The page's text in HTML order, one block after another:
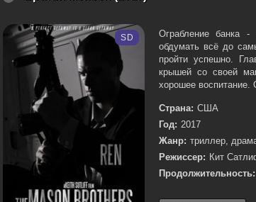
SD
Ограбление банка
обдумать всё до
пройти успешно.
крышей со своей
хорошее воспитание.
Страна: США
Год: 2017
Жанр: триллер,
Режиссер: Кит
Продолжительность: